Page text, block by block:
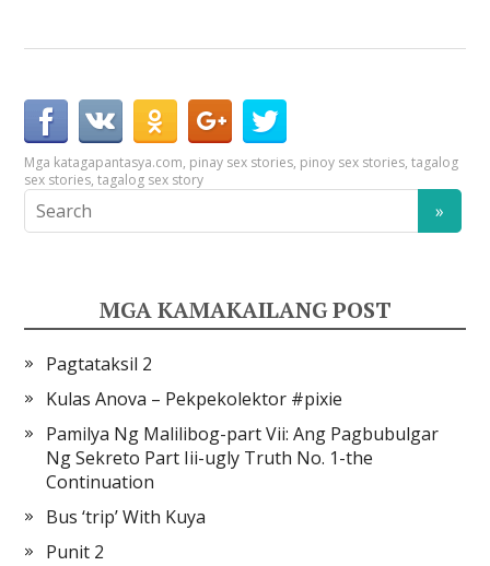
Mga katagapantasya.com, pinay sex stories, pinoy sex stories,tagalog
sex stories,tagalog sex story
MGA KAMAKAILANG POST
Pagtataksil 2
Kulas Anova – Pekpekolektor #pixie
Pamilya Ng Malilibog-part Vii: Ang Pagbubulgar
Ng Sekreto Part Iii-ugly Truth No. 1-the
Continuation
Bus ‘trip’ With Kuya
Punit 2